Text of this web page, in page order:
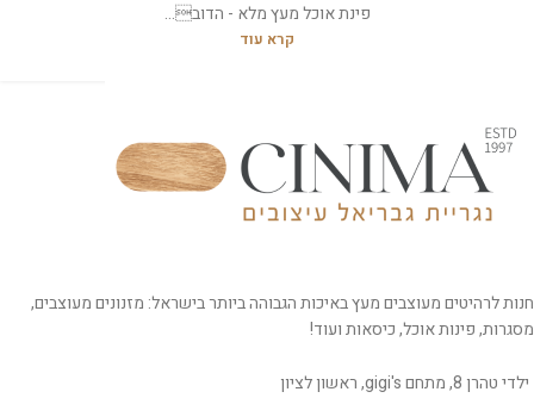
פינת אוכל מעץ מלא - הדוב...
קרא עוד
חנות לרהיטים מעוצבים מעץ באיכות הגבוהה ביותר בישראל: מזנונים מעוצבים,
מסגרות, פינות אוכל, כיסאות ועוד!
ילדי טהרן 8, מתחם gigi's, ראשון לציון